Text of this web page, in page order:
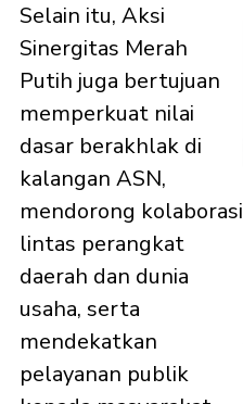
Selain itu, Aksi
Sinergitas Merah
Putih juga bertujuan
memperkuat nilai
dasar berakhlak di
kalangan ASN,
mendorong kolaborasi
lintas perangkat
daerah dan dunia
usaha, serta
mendekatkan
pelayanan publik